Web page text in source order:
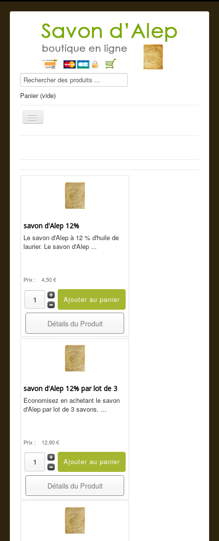
Panier (vide)
Produits beauté
Compléments alimentaires
Guide conseil
savon d'Alep 12%
Le savon d'Alep à 12 % d'huile de
laurier. Le savon d'Alep ...
Prix : 4,50 €
Détails du Produit
savon d'Alep 12% par lot de 3
Economisez en achetant le savon
d'Alep par lot de 3 savons. ...
Prix : 12,90 €
Détails du Produit